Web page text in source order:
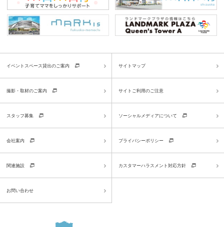
イベントスペース貸出のご案内
撮影・取材のご案内
スタッフ募集
会社案内
関連施設
お問い合わせ
サイトマップ
サイトご利用のご注意
ソーシャルメディアについて
プライバシーポリシー
カスタマーハラスメント対応方針